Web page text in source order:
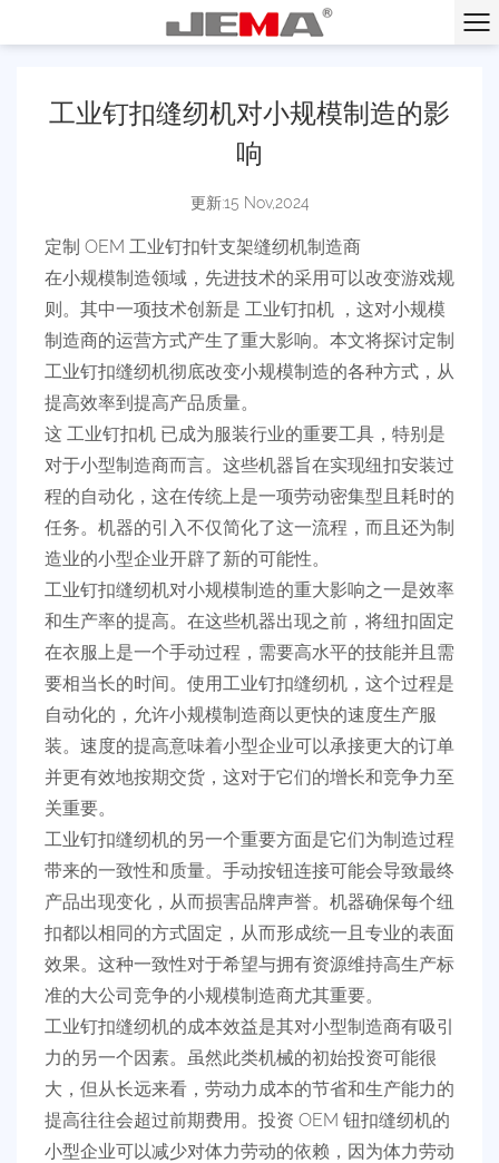
工业钉扣缝纫机对小规模制造的影
响
更新:15 Nov,2024
定制 OEM 工业钉扣针支架缝纫机制造商
在小规模制造领域，先进技术的采用可以改变游戏规
则。其中一项技术创新是 工业钉扣机 ，这对小规模
制造商的运营方式产生了重大影响。本文将探讨定制
工业钉扣缝纫机彻底改变小规模制造的各种方式，从
提高效率到提高产品质量。
这 工业钉扣机 已成为服装行业的重要工具，特别是
对于小型制造商而言。这些机器旨在实现纽扣安装过
程的自动化，这在传统上是一项劳动密集型且耗时的
任务。机器的引入不仅简化了这一流程，而且还为制
造业的小型企业开辟了新的可能性。
工业钉扣缝纫机对小规模制造的重大影响之一是效率
和生产率的提高。在这些机器出现之前，将纽扣固定
在衣服上是一个手动过程，需要高水平的技能并且需
要相当长的时间。使用工业钉扣缝纫机，这个过程是
自动化的，允许小规模制造商以更快的速度生产服
装。速度的提高意味着小型企业可以承接更大的订单
并更有效地按期交货，这对于它们的增长和竞争力至
关重要。
工业钉扣缝纫机的另一个重要方面是它们为制造过程
带来的一致性和质量。手动按钮连接可能会导致最终
产品出现变化，从而损害品牌声誉。机器确保每个纽
扣都以相同的方式固定，从而形成统一且专业的表面
效果。这种一致性对于希望与拥有资源维持高生产标
准的大公司竞争的小规模制造商尤其重要。
工业钉扣缝纫机的成本效益是其对小型制造商有吸引
力的另一个因素。虽然此类机械的初始投资可能很
大，但从长远来看，劳动力成本的节省和生产能力的
提高往往会超过前期费用。投资 OEM 钮扣缝纫机的
小型企业可以减少对体力劳动的依赖，因为体力劳动